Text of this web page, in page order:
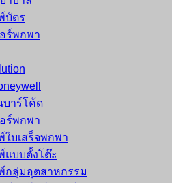
บัตร
ร์พกพา
บาร์โค้ด
ร์พกพา
ใบเสร็จพกพา
แบบตั้งโต๊ะ
กลุ่มอุตสาหกรรม